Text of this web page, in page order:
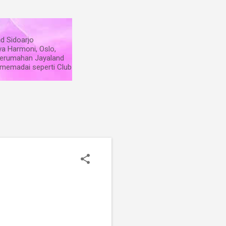
Sidoarjo
Harmoni, Oslo,
Jayaland
seperti Club